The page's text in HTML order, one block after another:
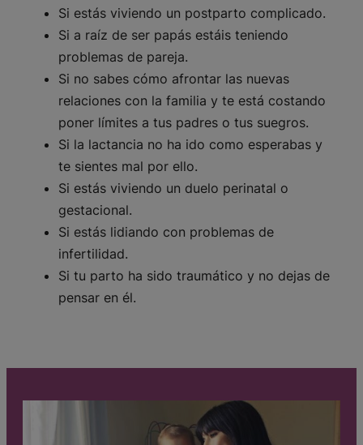
Si estás viviendo un postparto complicado.
Si a raíz de ser papás estáis teniendo
problemas de pareja.
Si no sabes cómo afrontar las nuevas
relaciones con la familia y te está costando
poner límites a tus padres o tus suegros.
Si la lactancia no ha ido como esperabas y
te sientes mal por ello.
Si estás viviendo un duelo perinatal o
gestacional.
Si estás lidiando con problemas de
infertilidad.
Si tu parto ha sido traumático y no dejas de
pensar en él.